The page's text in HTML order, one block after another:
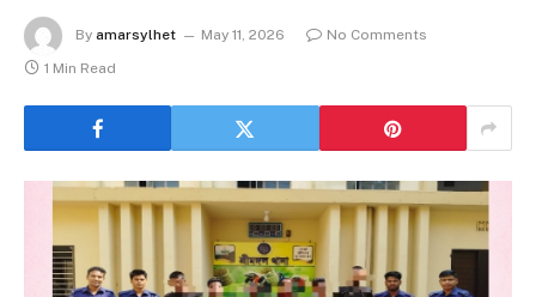
By amarsylhet May 11, 2026
No Comments
1 Min Read